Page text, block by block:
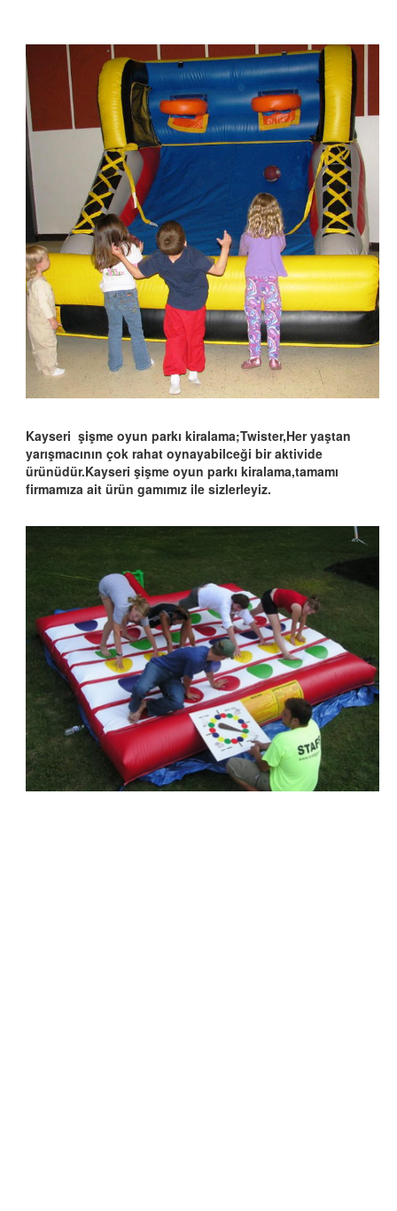
Kayseri şişme oyun parkı kiralama;Twister,Her yaştan
yarışmacının çok rahat oynayabilceği bir aktivide
ürünüdür.Kayseri şişme oyun parkı kiralama,tamamı
firmamıza ait ürün gamımız ile sizlerleyiz.